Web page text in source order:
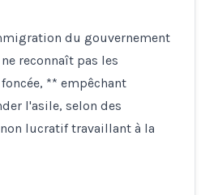
du gouvernement
reconnaît pas les
** empêchant
l'asile, selon des
lucratif travaillant à la